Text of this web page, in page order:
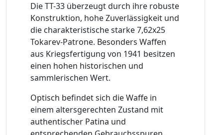
Die TT-33 überzeugt durch ihre robuste
Konstruktion, hohe Zuverlässigkeit und
die charakteristische starke 7,62x25
Tokarev-Patrone. Besonders Waffen
aus Kriegsfertigung von 1941 besitzen
einen hohen historischen und
sammlerischen Wert.
Optisch befindet sich die Waffe in
einem altersgerechten Zustand mit
authentischer Patina und